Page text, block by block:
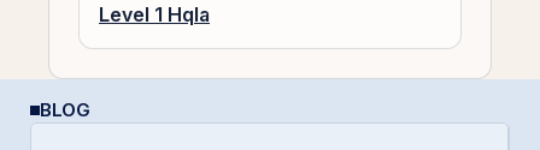
Level 1 Hqla
BLOG